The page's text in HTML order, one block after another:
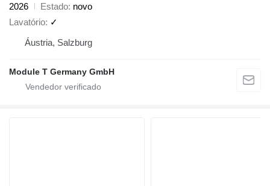
2026
Estado novo
Lavatório ✓
Áustria, Salzburg
Module T Germany GmbH